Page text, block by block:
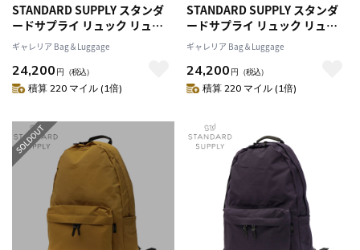
STANDARD SUPPLY スタンダ
ードサプライ リュック リュッ
クサック アウトドア 17L A4 日
本製 SIMPLICITY DAILY
DAYPACK
ギャレリア Bag＆Luggage
24,200 円 （税込）
積算 220 マイル (1倍)
STANDARD SUPPLY スタンダ
ードサプライ リュック リュッ
クサック アウトドア 17L A4 日
本製 SIMPLICITY DAILY
DAYPACK
ギャレリア Bag＆Luggage
24,200 円 （税込）
積算 220 マイル (1倍)